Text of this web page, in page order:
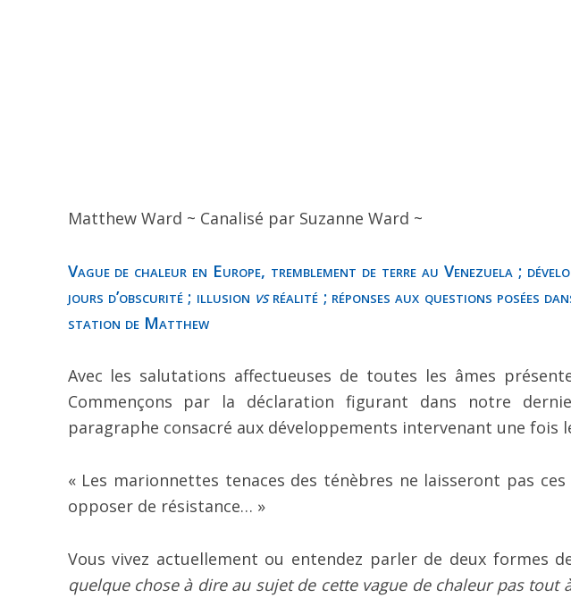
Matthew Ward ~ Canalisé par Suzanne Ward ~
Vague de chaleur en Europe, tremblement de terre au Venezuela ;
jours d’obscurité ; illusion vsréalité ; réponses aux questions posées
station de Matthew
Avec les salutations affectueuses de toutes les âmes
Commençons par la déclaration figurant dans notre
paragraphe consacré aux développements intervenant une fois
« Les marionnettes tenaces des ténèbres ne laisseront pas
opposer de résistance… »
Vous vivez actuellement ou entendez parler de deux formes
quelque chose à dire au sujet de cette vague de chaleur pas tout